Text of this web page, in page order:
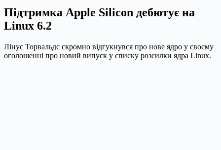
Підтримка Apple Silicon дебютує на
Linux 6.2
Лінус Торвальдс скромно відгукнувся про нове ядро у своєму
оголошенні про новий випуск у списку розсилки ядра Linux.